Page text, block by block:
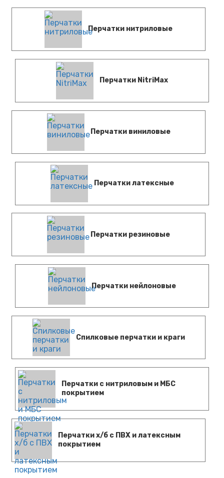
Перчатки нитриловые
Перчатки NitriMax
Перчатки виниловые
Перчатки латексные
Перчатки резиновые
Перчатки нейлоновые
Спилковые перчатки и краги
Перчатки с нитриловым и МБС
покрытием
Перчатки х/б с ПВХ и латексным
покрытием